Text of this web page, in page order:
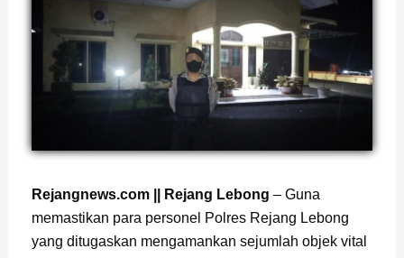
Rejangnews.com || Rejang Lebong – Guna
memastikan para personel Polres Rejang Lebong
yang ditugaskan mengamankan sejumlah objek vital